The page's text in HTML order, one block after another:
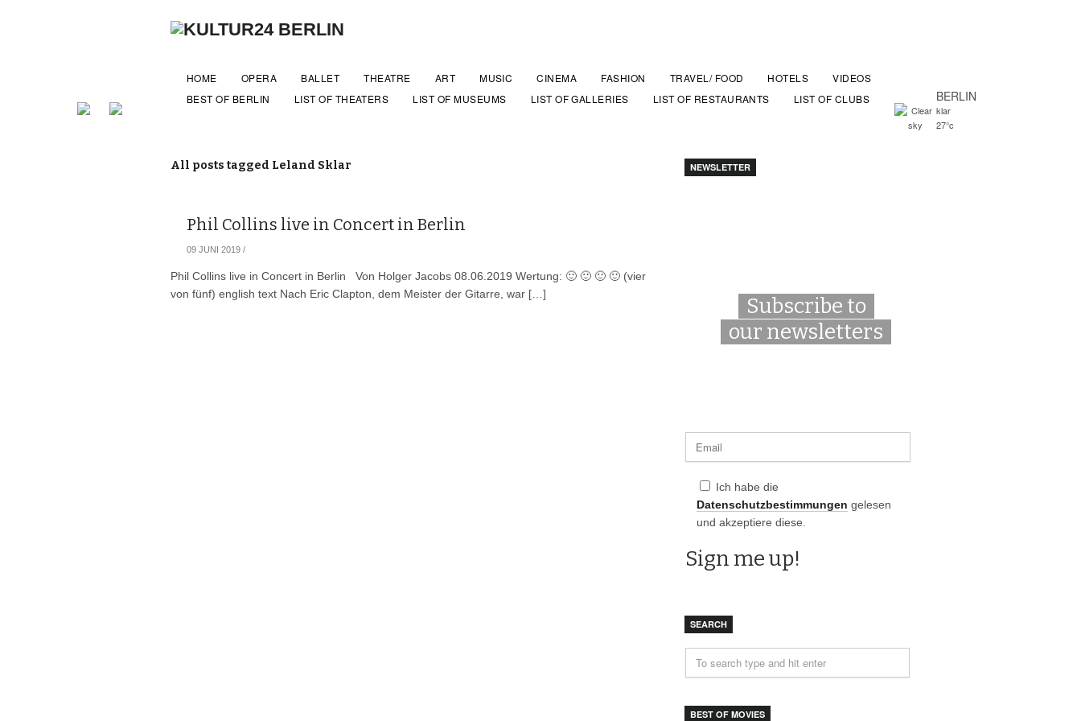
BERLIN
klar
27°c
HOME OPERA BALLET THEATRE ART MUSIC CINEMA FASHION TRAVEL/ FOOD HOTELS
VIDEOS
BEST OF BERLIN
LIST OF THEATERS LIST OF MUSEUMS LIST OF GALLERIES LIST OF RESTAURANTS LIST OF CLUBS
All posts tagged Leland Sklar
Phil Collins live in Concert in Berlin
09 JUNI 2019 /
Phil Collins live in Concert in Berlin Von Holger Jacobs 08.06.2019 Wertung: 🙂 🙂 🙂 🙂 (vier
von fünf) english text Nach Eric Clapton, dem Meister der Gitarre, war […]
NEWSLETTER
Subscribe to
our newsletters
Ich habe die
Datenschutzbestimmungen gelesen
und akzeptiere diese.
SEARCH
BEST OF MOVIES